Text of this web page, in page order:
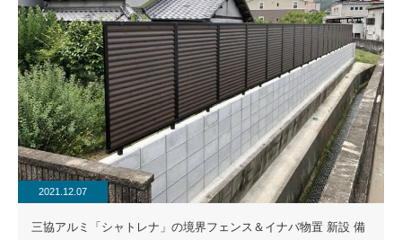
2021.12.07
三協アルミ「シャトレナ」の境界フェンス＆イナバ物置 新設 備